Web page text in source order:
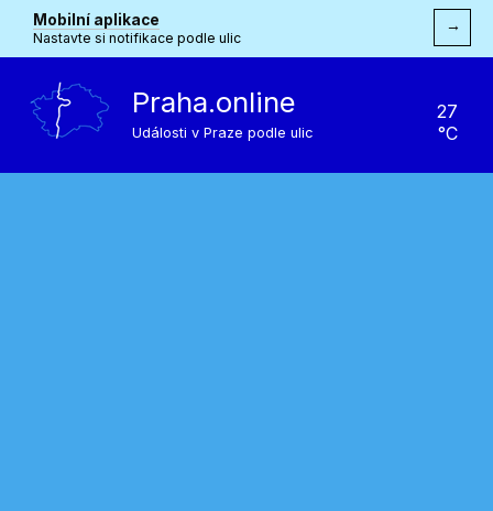
Mobilní aplikace
Nastavte si notifikace podle ulic
→
Praha.online
Události v Praze podle ulic
27
°C